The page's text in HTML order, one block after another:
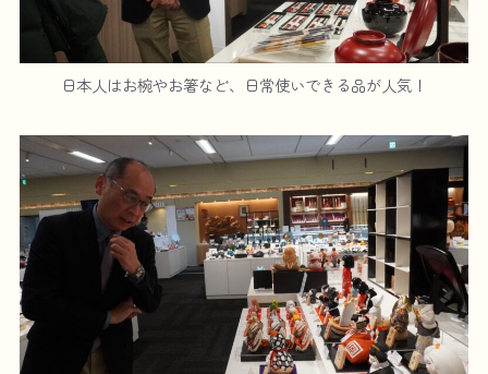
日本人はお椀やお箸など、日常使いできる品が人気！